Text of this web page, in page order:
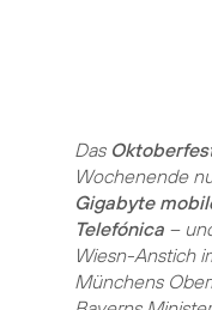
Das
Wochenende
Gigabyte
Telefónica –
Wiesn-Anstich
Münchens